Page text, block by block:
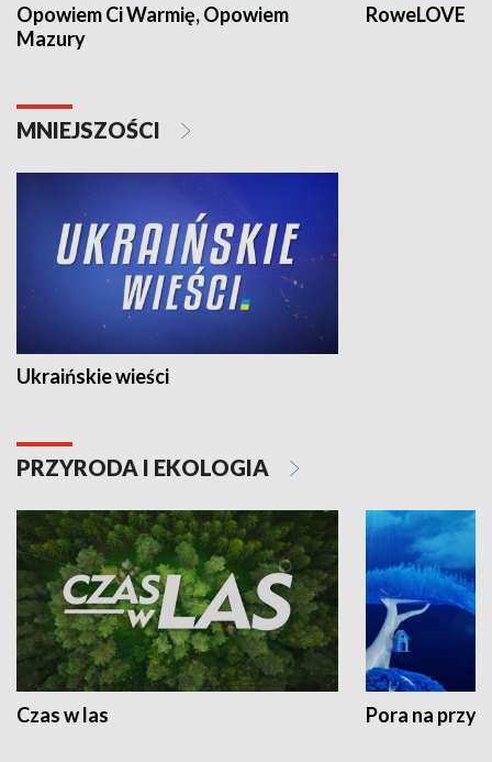
Opowiem Ci Warmię, Opowiem
Mazury
RoweLOVE
MNIEJSZOŚCI
Ukraińskie wieści
PRZYRODA I EKOLOGIA
Czas w las Pora na